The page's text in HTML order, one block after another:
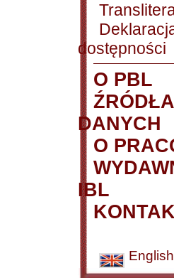
dostępności
O PBL
ŹRÓDŁA
DANYCH
O
IBL